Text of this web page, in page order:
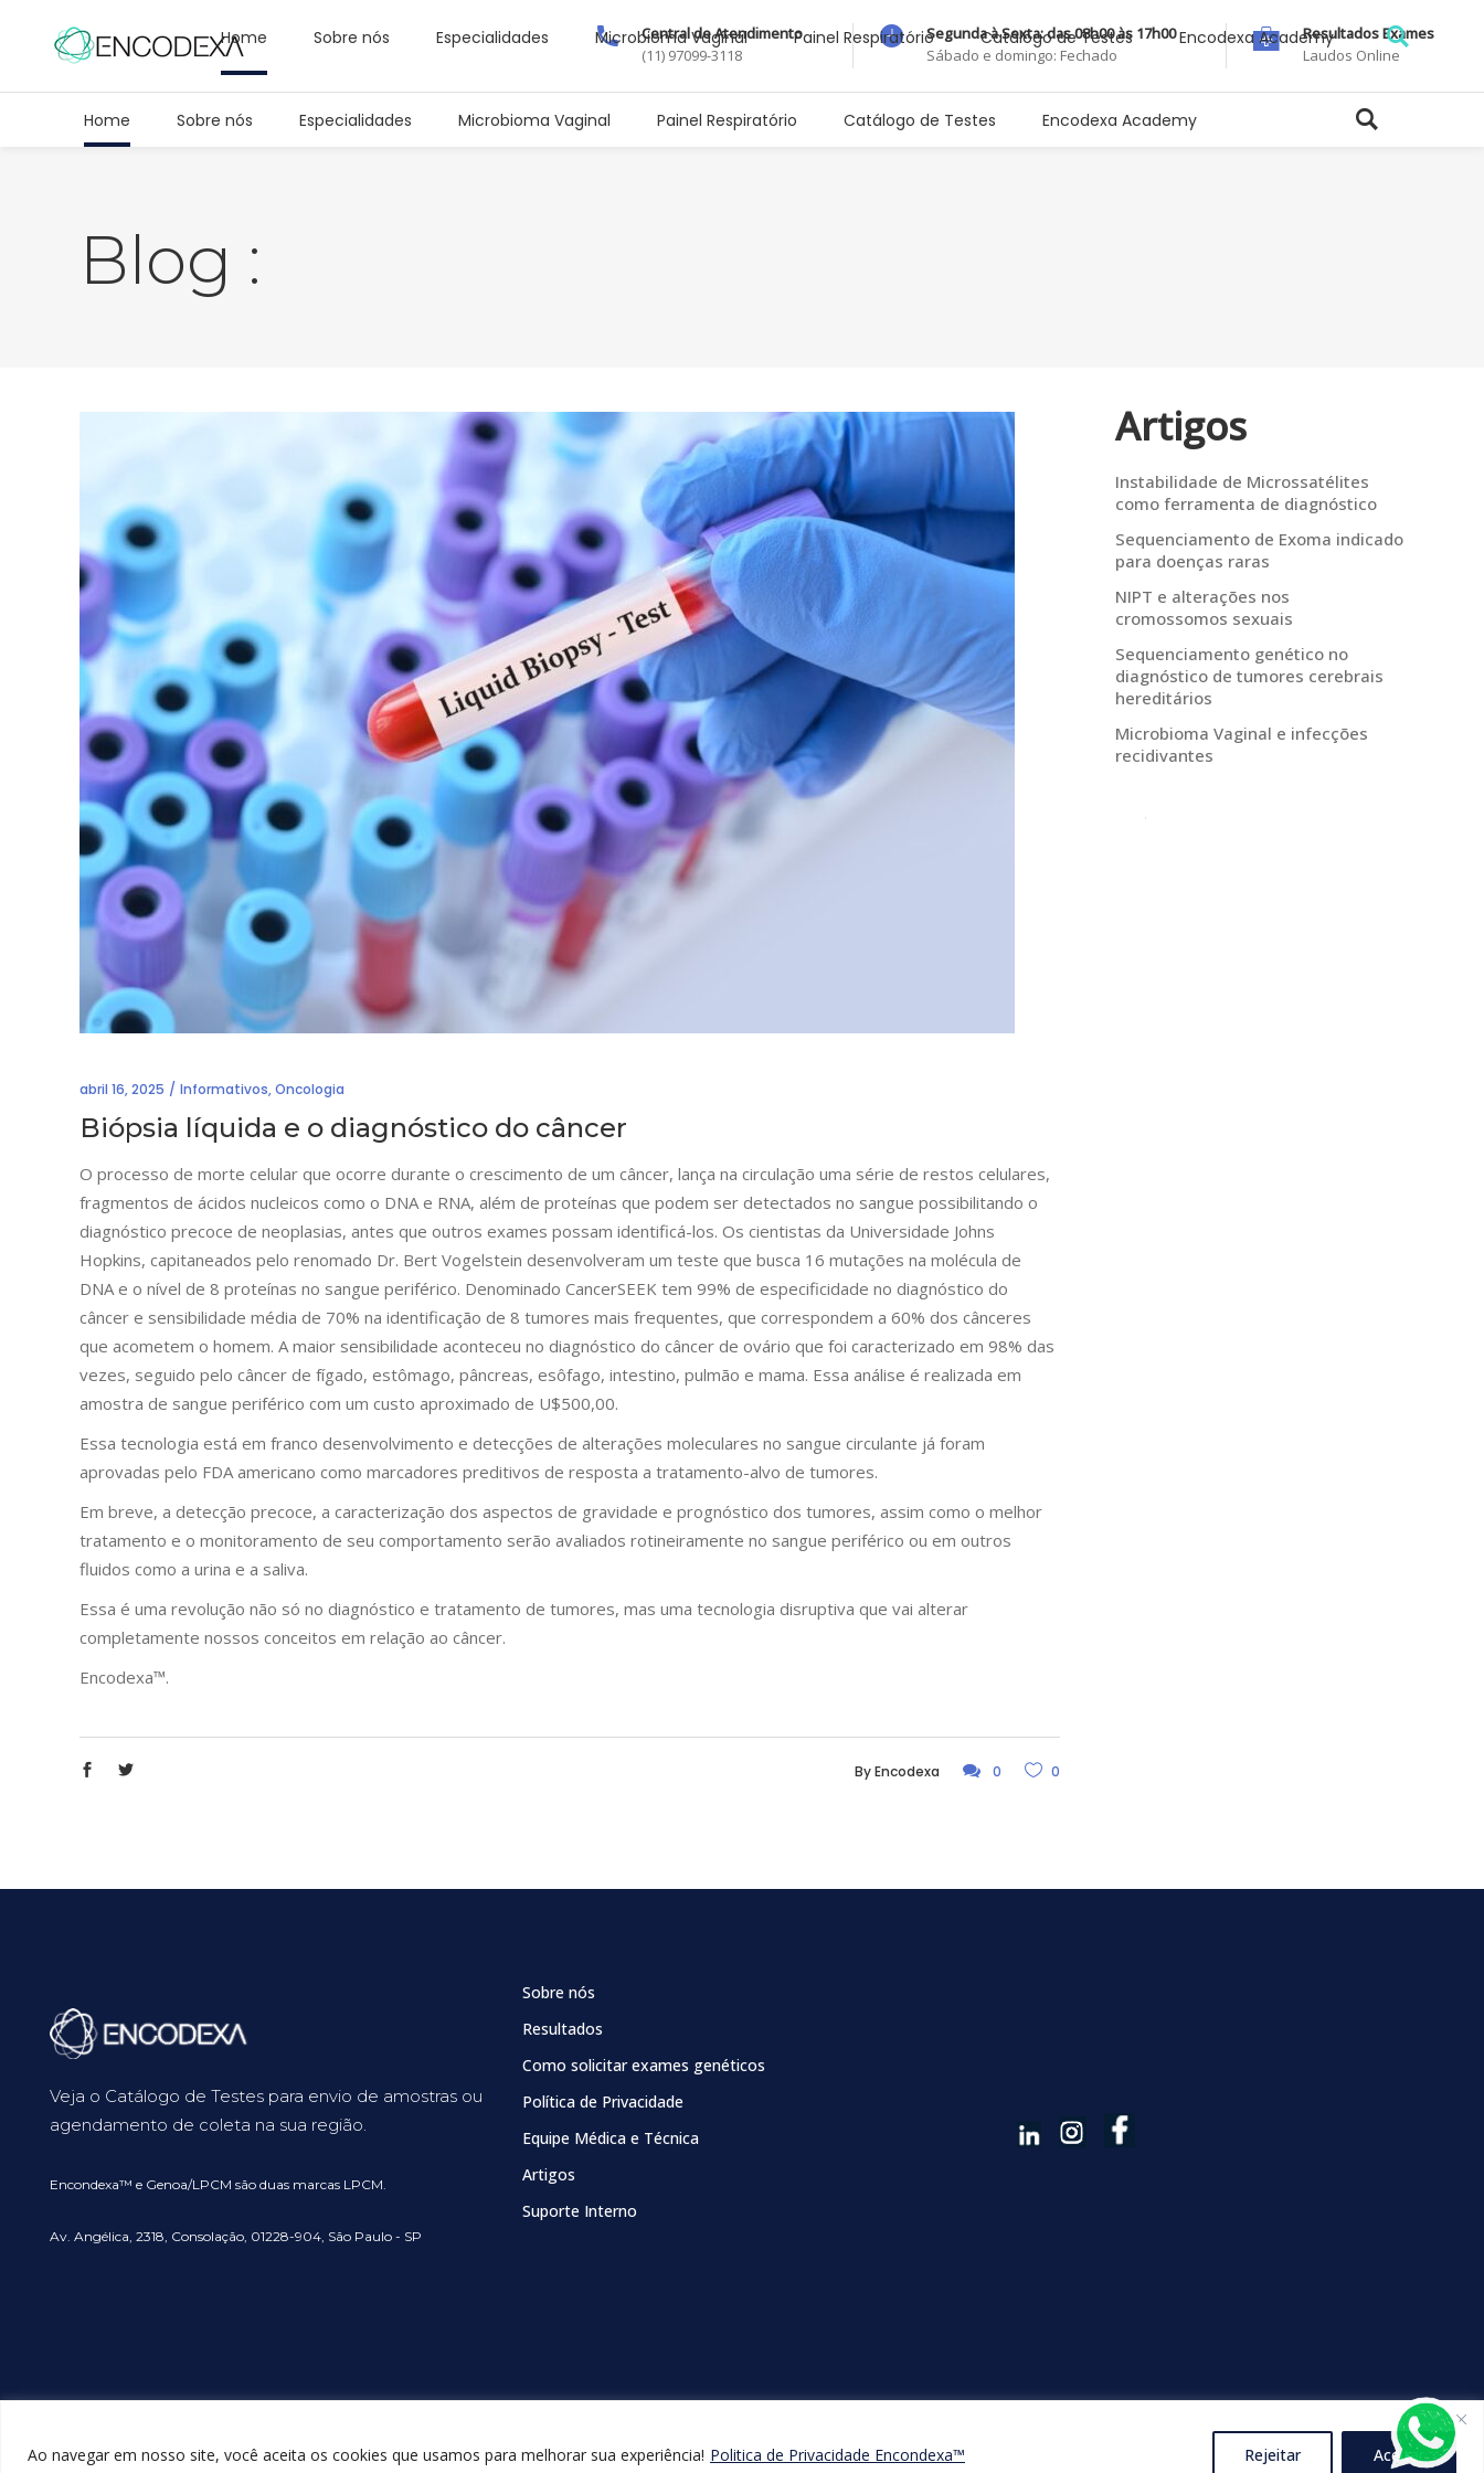
Ao navegar em nosso site, você aceita os cookies que usamos para melhorar sua experiência! Politica de Privacidade Encondexa™ Rejeitar Aceitar
Central de Atendimento
(11) 97099-3118
Segunda à Sexta: das 08h00 às 17h00
Sábado e domingo: Fechado
Resultados Exames
Laudos Online
Home Sobre nós Especialidades Microbioma Vaginal Painel Respiratório Catálogo de Testes Encodexa Academy
Home Sobre nós Especialidades Microbioma Vaginal Painel Respiratório Catálogo de Testes Encodexa Academy
Blog :
abril 16, 2025 Informativos,Oncologia
Biópsia líquida e o diagnóstico do câncer
O processo de morte celular que ocorre durante o crescimento de um câncer, lança na circulação uma série de restos celulares,
fragmentos de ácidos nucleicos como o DNA e RNA, além de proteínas que podem ser detectados no sangue possibilitando o
diagnóstico precoce de neoplasias, antes que outros exames possam identificá-los. Os cientistas da Universidade Johns
Hopkins, capitaneados pelo renomado Dr. Bert Vogelstein desenvolveram um teste que busca 16 mutações na molécula de
DNA e o nível de 8 proteínas no sangue periférico. Denominado CancerSEEK tem 99% de especificidade no diagnóstico do
câncer e sensibilidade média de 70% na identificação de 8 tumores mais frequentes, que correspondem a 60% dos cânceres
que acometem o homem. A maior sensibilidade aconteceu no diagnóstico do câncer de ovário que foi caracterizado em 98% das
vezes, seguido pelo câncer de fígado, estômago, pâncreas, esôfago, intestino, pulmão e mama. Essa análise é realizada em
amostra de sangue periférico com um custo aproximado de U$500,00.
Essa tecnologia está em franco desenvolvimento e detecções de alterações moleculares no sangue circulante já foram
aprovadas pelo FDA americano como marcadores preditivos de resposta a tratamento-alvo de tumores.
Em breve, a detecção precoce, a caracterização dos aspectos de gravidade e prognóstico dos tumores, assim como o melhor
tratamento e o monitoramento de seu comportamento serão avaliados rotineiramente no sangue periférico ou em outros
fluidos como a urina e a saliva.
Essa é uma revolução não só no diagnóstico e tratamento de tumores, mas uma tecnologia disruptiva que vai alterar
completamente nossos conceitos em relação ao câncer.
Encodexa™.
ByEncodexa 0 0
Artigos
Instabilidade de Microssatélites
como ferramenta de diagnóstico
Sequenciamento de Exoma indicado
para doenças raras
NIPT e alterações nos
cromossomos sexuais
Sequenciamento genético no
diagnóstico de tumores cerebrais
hereditários
Microbioma Vaginal e infecções
recidivantes
Veja o Catálogo de Testes para envio de amostras ou
agendamento de coleta na sua região.
Encondexa™ e Genoa/LPCM são duas marcas LPCM.
Av. Angélica, 2318, Consolação, 01228-904, São Paulo - SP
Sobre nós
Resultados
Como solicitar exames genéticos
Política de Privacidade
Equipe Médica e Técnica
Artigos
Suporte Interno